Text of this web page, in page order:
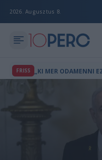
2026. Augusztus 8.
FRISS